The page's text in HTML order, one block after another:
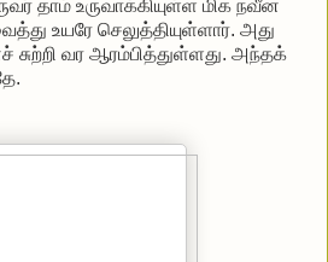
தாம் உருவாக்கியுள்ள மிக நவீன
உயரே செலுத்தியுள்ளார். அது
சுற்றி வர ஆரம்பித்துள்ளது. அந்தக்